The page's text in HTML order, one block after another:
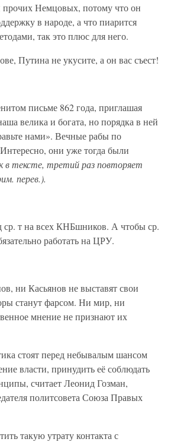
прочих Немцовых, потому что он
в народе, а что пиарится
так это плюс для него.
Путина не укусите, а он вас съест!
письме 862 года, приглашая
велика и богата, но порядка в ней
нами». Вечные рабы по
они уже тогда были
в тексте, третий раз повторяет
перев.).
т на всех КНБшников. А чтобы ср.
работать на ЦРУ.
ни Касьянов не выставят свои
станут фарсом. Ни мир, ни
мнение не признают их
стоят перед небывалым шансом
власти, принудить её соблюдать
считает Леонид Гозман,
политсовета Союза Правых
такую утрату контакта с